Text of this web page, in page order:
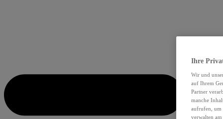
Ihre
Wir und
auf Ihrem
Partner
manche
aufrufen, um
verwalten